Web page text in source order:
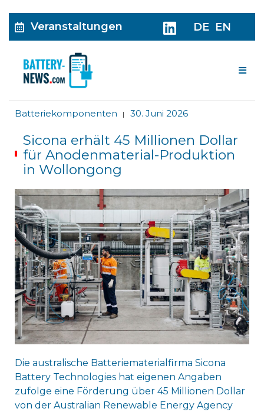
Veranstaltungen DE EN
Batteriekomponenten | 30. Juni 2026
Sicona erhält 45 Millionen Dollar
für Anodenmaterial-Produktion
in Wollongong
Die australische Batteriematerialfirma Sicona
Battery Technologies hat eigenen Angaben
zufolge eine Förderung über 45 Millionen Dollar
von der Australian Renewable Energy Agency